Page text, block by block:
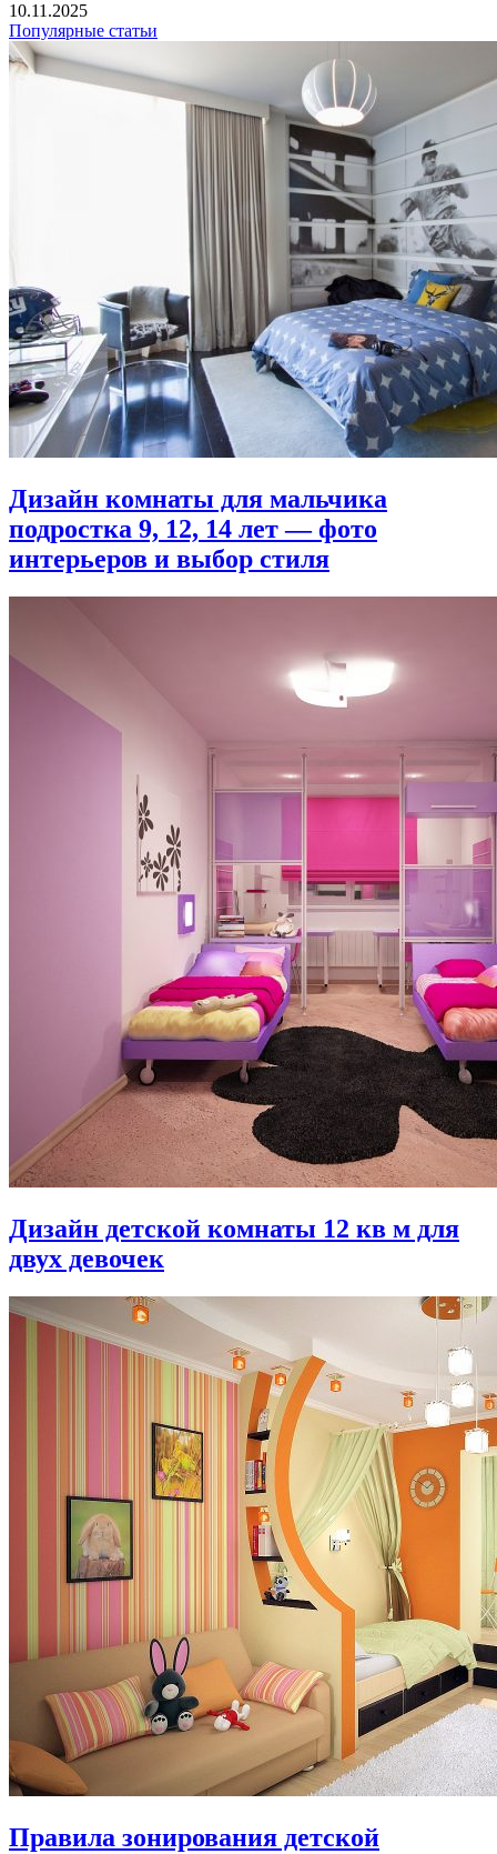
10.11.2025
Популярные статьи
Дизайн комнаты для мальчика
подростка 9, 12, 14 лет — фото
интерьеров и выбор стиля
Дизайн детской комнаты 12 кв м для
двух девочек
Правила зонирования детской